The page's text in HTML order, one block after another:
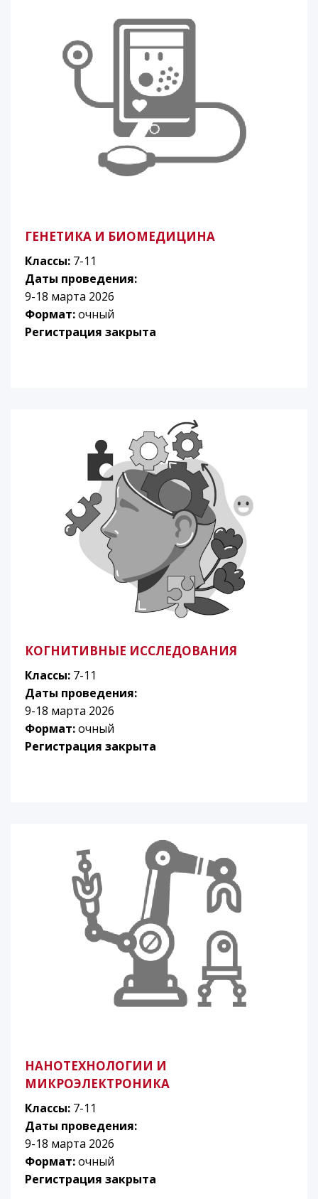
ГЕНЕТИКА И БИОМЕДИЦИНА
Классы: 7-11
Даты проведения:
9-18 марта 2026
Формат:очный
Регистрация закрыта
КОГНИТИВНЫЕ ИССЛЕДОВАНИЯ
Классы: 7-11
Даты проведения:
9-18 марта 2026
Формат:очный
Регистрация закрыта
НАНОТЕХНОЛОГИИ И
МИКРОЭЛЕКТРОНИКА
Классы: 7-11
Даты проведения:
9-18 марта 2026
Формат:очный
Регистрация закрыта